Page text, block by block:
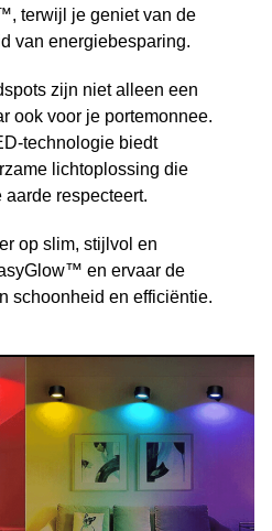
terwijl je geniet van de
van energiebesparing.
zijn niet alleen een
ook voor je portemonnee.
technologie biedt
lichtoplossing die
respecteert.
op slim, stijlvol en
en ervaar de
schoonheid en efficiëntie.